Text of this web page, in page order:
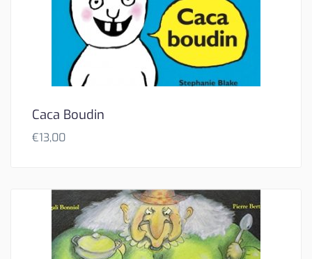
Caca Boudin
€13,00